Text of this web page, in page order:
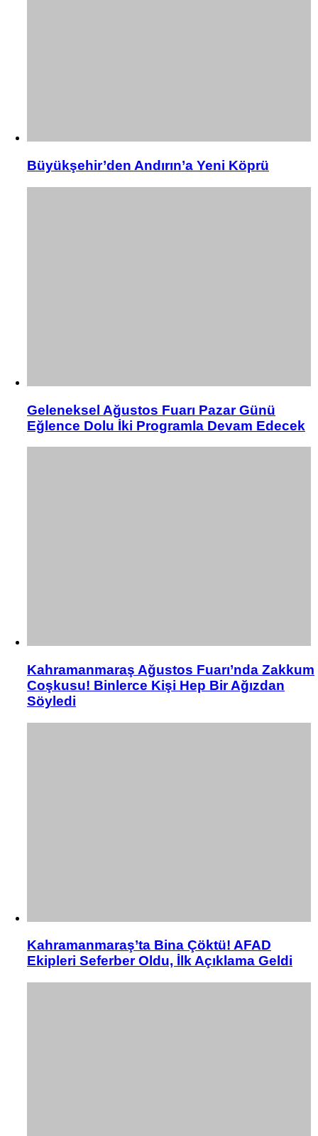
Büyükşehir’den Andırın’a Yeni Köprü
Geleneksel Ağustos Fuarı Pazar Günü
Eğlence Dolu İki Programla Devam Edecek
Kahramanmaraş Ağustos Fuarı’nda Zakkum
Coşkusu! Binlerce Kişi Hep Bir Ağızdan
Söyledi
Kahramanmaraş’ta Bina Çöktü! AFAD
Ekipleri Seferber Oldu, İlk Açıklama Geldi